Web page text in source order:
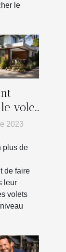
le
volet
plus
votre
2023
plus de
de faire
leur
volets